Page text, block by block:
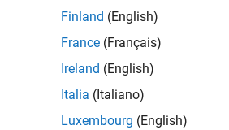
Finland (English)
France (Français)
Ireland (English)
Italia (Italiano)
Luxembourg (English)